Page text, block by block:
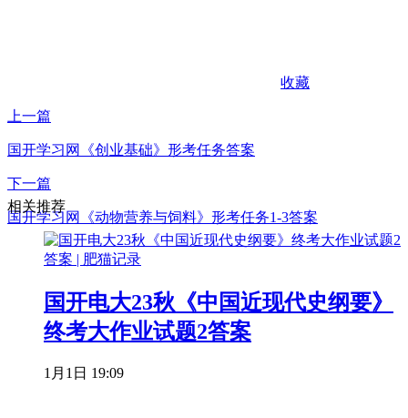
收藏
上一篇
国开学习网《创业基础》形考任务答案
下一篇
国开学习网《动物营养与饲料》形考任务1-3答案
相关推荐
国开电大23秋《中国近现代史纲要》
终考大作业试题2答案
1月1日 19:09